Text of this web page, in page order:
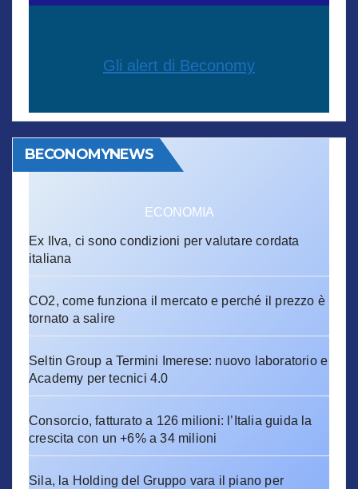
Gli alert di Beconomy
BECONOMYNEWS
ECONOMIA
Ex Ilva, ci sono condizioni per valutare cordata
italiana
CO2, come funziona il mercato e perché il prezzo è
tornato a salire
Seltin Group a Termini Imerese: nuovo laboratorio e
Academy per tecnici 4.0
Consorcio, fatturato a 126 milioni: l’Italia guida la
crescita con un +6% a 34 milioni
Sila, la Holding del Gruppo vara il piano per